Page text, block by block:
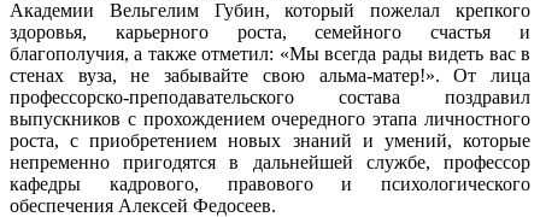
Академии Вельгелим Губин, который пожелал крепкого
здоровья, карьерного роста, семейного счастья и
благополучия, а также отметил: «Мы всегда рады видеть вас в
стенах вуза, не забывайте свою альма-матер!». От лица
профессорско-преподавательского состава поздравил
выпускников с прохождением очередного этапа личностного
роста, с приобретением новых знаний и умений, которые
непременно пригодятся в дальнейшей службе, профессор
кафедры кадрового, правового и психологического
обеспечения Алексей Федосеев.